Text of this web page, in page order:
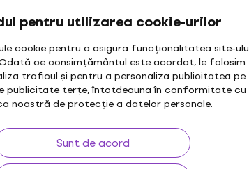
pentru utilizarea cookie-urilor
cookie pentru a asigura funcționalitatea site-
ce consimțământul este acordat, le folosim
traficul și pentru a personaliza publicitatea pe
publicitate terțe, întotdeauna în conformitate cu
noastră deprotecție a datelor personale.
Sunt de acord
Tipul firelor
cârligului